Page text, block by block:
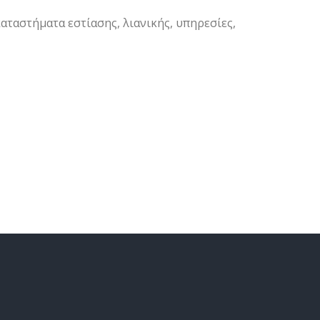
εστίασης, λιανικής, υπηρεσίες,